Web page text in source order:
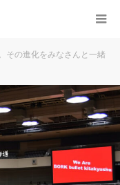
その進化をみなさんと一緒